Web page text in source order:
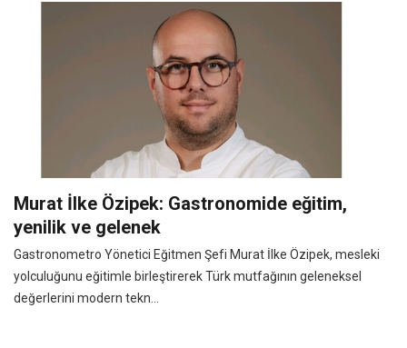
Murat İlke Özipek: Gastronomide eğitim,
yenilik ve gelenek
Gastronometro Yönetici Eğitmen Şefi Murat İlke Özipek, mesleki
yolculuğunu eğitimle birleştirerek Türk mutfağının geleneksel
değerlerini modern tekn...